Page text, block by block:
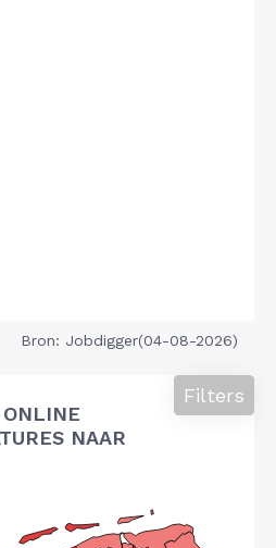
Bron: Jobdigger(04-08-2026)
NAAR
Filters